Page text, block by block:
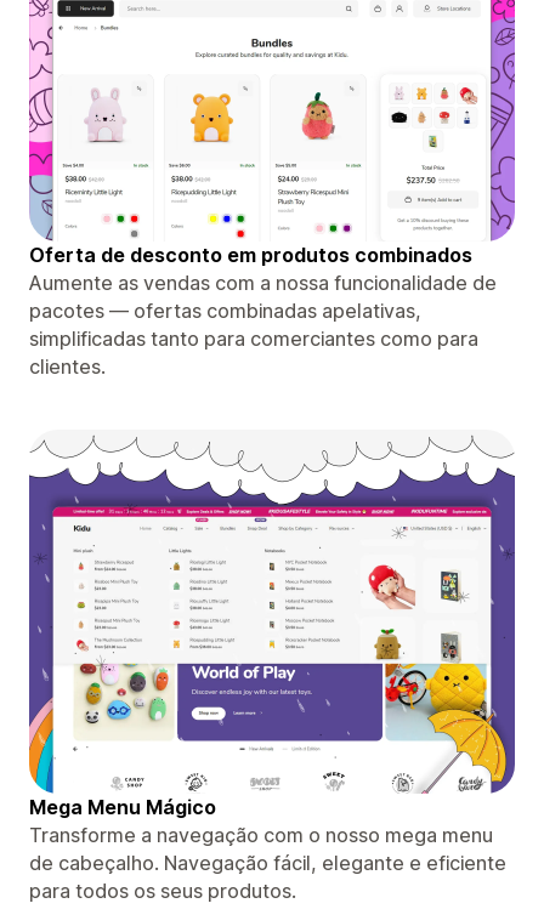
Oferta de desconto em produtos combinados
Aumente as vendas com a nossa funcionalidade de
pacotes — ofertas combinadas apelativas,
simplificadas tanto para comerciantes como para
clientes.
Mega Menu Mágico
Transforme a navegação com o nosso mega menu
de cabeçalho. Navegação fácil, elegante e eficiente
para todos os seus produtos.